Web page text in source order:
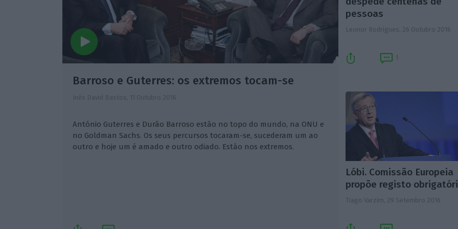
Barroso e Guterres: os extremos tocam-se
Inês David Bastos, 11 Outubro 2016
António Guterres e Durão Barroso estão no topo do mundo, na ONU e
no Goldman Sachs. Os seus percursos tocaram-se, sucederam um ao
outro e hoje um é amado e outro odiado. Estão nos extremos.
pessoas
Leonor Rodrigues, 26 Outubro 2016
Lóbi. Comissão Europeia
propõe registo
Tiago Varzim, 29 Setembro 2016